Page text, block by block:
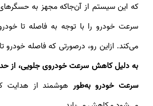
که این سیستم از آن‌جاکه مجهز به
سرعت خودرو را با توجه به فاصله تا
می‌کند. ازاین رو، درصورتی که فاصله خودرو
به دلیل کاهش سرعت خودروی جلویی، از
سرعت خودرو به‌طور هوشمند از هدایت